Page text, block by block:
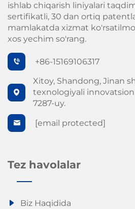
ishlab chiqarish liniyalari
sertifikatli, 30 dan ortiq
mamlakatda xizmat
xos yechim so'rang.
+86-15169106317
Xitoy, Shandong, Jinan
texnologiyali
7287-uy.
[email protected]
Tez havolalar
Biz Haqidida